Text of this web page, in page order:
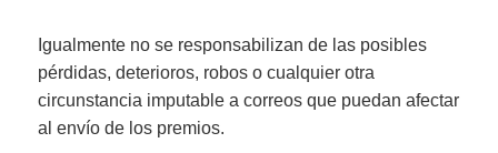
Igualmente no se responsabilizan de las posibles
pérdidas, deterioros, robos o cualquier otra
circunstancia imputable a correos que puedan afectar
al envío de los premios.